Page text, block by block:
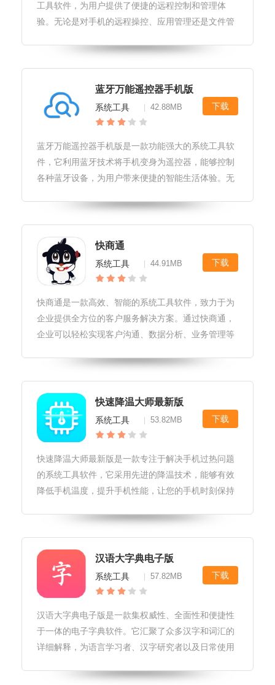
工具软件，为用户提供了便捷的远程控制和管理体
验。无论是对手机的远程操控、应用管理还是文件管
的得力助手。乐果手机控最新版软件玩法1.远程操
控：用户可以通过乐果手机控在另一
蓝牙万能遥控器手机版
系统工具 42.88MB 下载
蓝牙万能遥控器手机版是一款功能强大的系统工具软
件，它利用蓝牙技术将手机变身为遥控器，能够控制
各种蓝牙设备，为用户带来便捷的智能生活体验。无
机，即可轻松掌握控制权。蓝牙万能遥控器手机版软
件玩法1.下载并安装蓝牙万能遥
快商通
系统工具 44.91MB 下载
快商通是一款高效、智能的系统工具软件，致力于为
企业提供全方位的客户服务解决方案。通过快商通，
企业可以轻松实现客户沟通、数据分析、业务管理等
更新1.最新版本中，快商通对界面进行了优化升级，
提供更加简洁、直观的操作体验
快速降温大师最新版
系统工具 53.82MB 下载
快速降温大师最新版是一款专注于解决手机过热问题
的系统工具软件，它采用先进的降温技术，能够有效
降低手机温度，提升手机性能，让您的手机时刻保持
测：软件能够智能检测手机温度，并实时显示在手机
屏幕上，方便用户随时了解手机状
汉语大字典电子版
系统工具 57.82MB 下载
汉语大字典电子版是一款集权威性、全面性和便捷性
于一体的电子字典软件。它汇聚了众多汉字和词汇的
详细解释，为语言学习者、汉字研究者以及日常使用
内容丰富：收录了海量的汉字和词汇，几乎涵盖了所